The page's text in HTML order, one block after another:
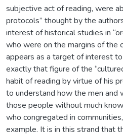
subjective act of reading, were
protocols” thought by the
interest of historical studies in
who were on the margins of the
appears as a target of interest
exactly that figure of the
habit of reading by virtue of his
to understand how the men and
those people without much
who congregated in
example. It is in this strand that